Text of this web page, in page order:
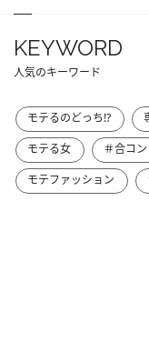
KEYWORD
人気のキーワード
モテるのどっち!?
モテる女
＃合コン
モテファッション